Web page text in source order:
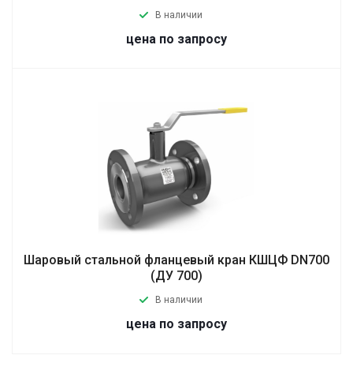
В наличии
цена по запросу
Шаровый стальной фланцевый кран КШЦФ DN700
(ДУ 700)
В наличии
цена по запросу